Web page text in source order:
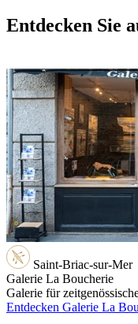
Entdecken Sie
Saint-Briac-sur-Mer
Galerie La Boucherie
Galerie für
Entdecken Galerie La